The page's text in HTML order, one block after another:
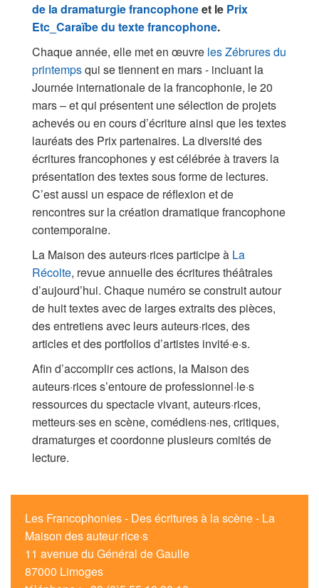
de la dramaturgie francophoneet le Prix
Etc_Caraïbe du texte francophone.
Chaque année, elle met en œuvre les Zébrures du
printempsqui se tiennent en mars - incluant la
Journée internationale de la francophonie, le 20
mars – et qui présentent une sélection de projets
achevés ou en cours d’écriture ainsi que les textes
lauréats des Prix partenaires. La diversité des
écritures francophones y est célébrée à travers la
présentation des textes sous forme de lectures.
C’est aussi un espace de réflexion et de
rencontres sur la création dramatique francophone
contemporaine.
La Maison des auteurs·rices participe à La
Récolte, revue annuelle des écritures théâtrales
d’aujourd’hui. Chaque numéro se construit autour
de huit textes avec de larges extraits des pièces,
des entretiens avec leurs auteurs·rices, des
articles et des portfolios d’artistes invité·e·s.
Afin d’accomplir ces actions, la Maison des
auteurs·rices s’entoure de professionnel·le·s
ressources du spectacle vivant, auteurs·rices,
metteurs·ses en scène, comédiens·nes, critiques,
dramaturges et coordonne plusieurs comités de
lecture.
Les Francophonies - Des écritures à la scène - La
Maison des auteur·rice·s
11 avenue du Général de Gaulle
87000 Limoges